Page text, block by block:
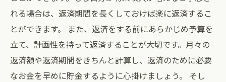
れる場合は、返済期間を長くしておけば楽に返済するこ
とができます。 また、返済をする前にあらかじめ予算を
立て、計画性を持って返済することが大切です。月々の
返済額や返済期間をきちんと計算し、返済のために必要
なお金を早めに貯金するように心掛けましょう。 そし